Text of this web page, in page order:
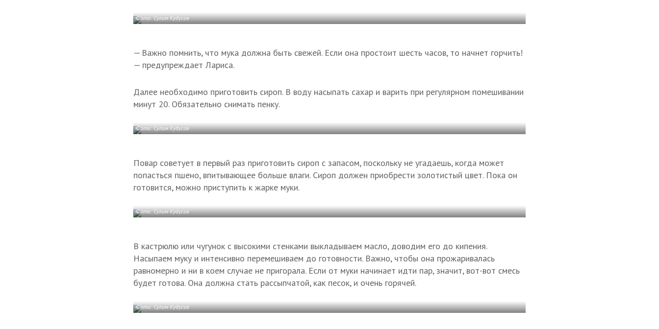
Фото: Сулим Кудусов
— Важно помнить, что мука должна быть свежей. Если она простоит шесть часов, то начнет горчить!
— предупреждает Лариса.
Далее необходимо приготовить сироп. В воду насыпать сахар и варить при регулярном помешивании
минут 20. Обязательно снимать пенку.
Фото: Сулим Кудусов
Повар советует в первый раз приготовить сироп с запасом, поскольку не угадаешь, когда может
попасться пшено, впитывающее больше влаги. Сироп должен приобрести золотистый цвет. Пока он
готовится, можно приступить к жарке муки.
Фото: Сулим Кудусов
В кастрюлю или чугунок с высокими стенками выкладываем масло, доводим его до кипения.
Насыпаем муку и интенсивно перемешиваем до готовности. Важно, чтобы она прожаривалась
равномерно и ни в коем случае не пригорала. Если от муки начинает идти пар, значит, вот-вот смесь
будет готова. Она должна стать рассыпчатой, как песок, и очень горячей.
Фото: Сулим Кудусов